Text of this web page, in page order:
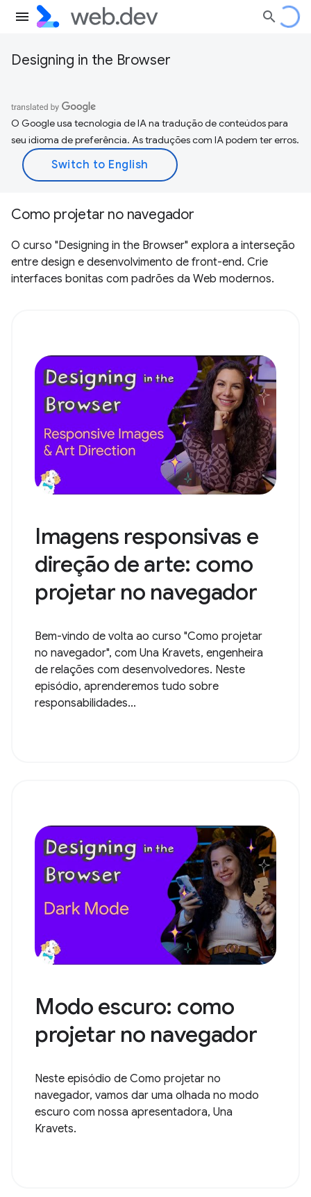
Designing in the Browser
O Google usa tecnologia de IA na tradução de conteúdos para
seu idioma de preferência. As traduções com IA podem ter erros.
Como projetar no navegador
O curso "Designing in the Browser" explora a interseção
entre design e desenvolvimento de front-end. Crie
interfaces bonitas com padrões da Web modernos.
Imagens responsivas e
direção de arte: como
projetar no navegador
Bem-vindo de volta ao curso "Como projetar
no navegador", com Una Kravets, engenheira
de relações com desenvolvedores. Neste
episódio, aprenderemos tudo sobre
responsabilidades...
Modo escuro: como
projetar no navegador
Neste episódio de Como projetar no
navegador, vamos dar uma olhada no modo
escuro com nossa apresentadora, Una
Kravets.